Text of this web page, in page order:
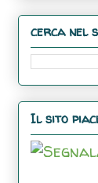
cerca nel
Il sito